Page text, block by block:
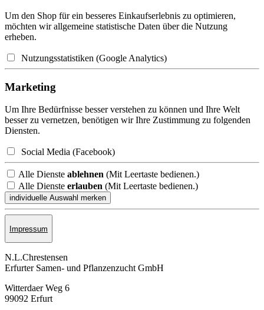
Um den Shop für ein besseres Einkaufserlebnis zu optimieren,
möchten wir allgemeine statistische Daten über die Nutzung
erheben.
Nutzungsstatistiken (Google Analytics)
Marketing
Um Ihre Bedürfnisse besser verstehen zu können und Ihre Welt
besser zu vernetzen, benötigen wir Ihre Zustimmung zu folgenden
Diensten.
Social Media (Facebook)
Alle Dienste ablehnen (Mit Leertaste bedienen.)
Alle Dienste erlauben (Mit Leertaste bedienen.)
Impressum
N.L.Chrestensen
Erfurter Samen- und Pflanzen­zucht GmbH
Witterdaer Weg 6
99092 Erfurt